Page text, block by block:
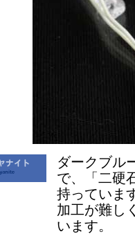
ダークブル
で、「二硬
持っていま
加工が難し
います。